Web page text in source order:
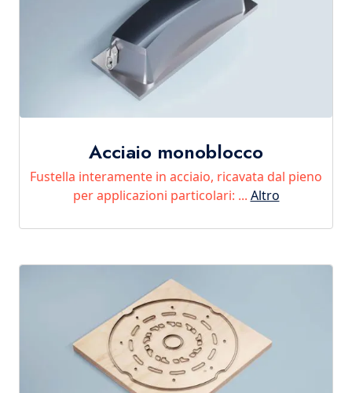
Acciaio monoblocco
Fustella interamente in acciaio, ricavata dal pieno
per applicazioni particolari: ... Altro